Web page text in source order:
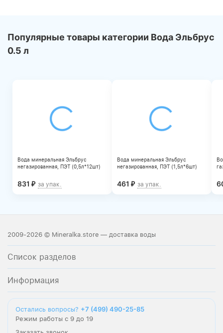
Популярные товары категории Вода Эльбрус
0.5 л
Вода минеральная Эльбрус
негазированная, ПЭТ (0,5л*12шт)
831 ₽ за упак.
Вода минеральная Эльбрус
негазированная, ПЭТ (1,5л*6шт)
461 ₽ за упак.
2009-2026 © Mineralka.store — доставка воды
Список разделов
Информация
Остались вопросы? +7 (499) 490-25-85
Режим работы с 9 до 19